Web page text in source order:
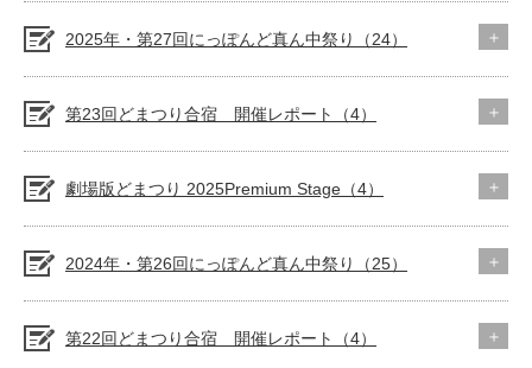
2025年・第27回にっぽんど真ん中祭り（24）
第23回どまつり合宿 開催レポート（4）
劇場版どまつり 2025Premium Stage（4）
2024年・第26回にっぽんど真ん中祭り（25）
第22回どまつり合宿 開催レポート（4）